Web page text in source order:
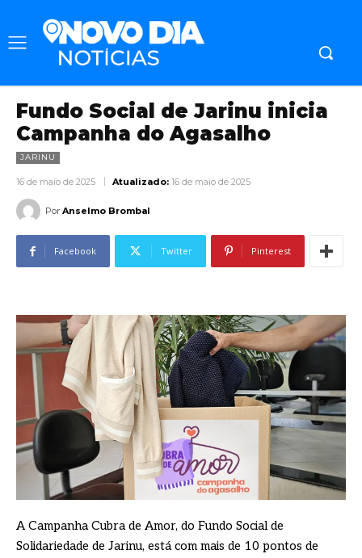
Fundo Social de Jarinu inicia
Campanha do Agasalho
JARINU
16 de maio de 2025 Atualizado: 16 de maio de 2025
Por Anselmo Brombal
Facebook Twitter Pinterest
A Campanha Cubra de Amor, do Fundo Social de
Solidariedade de Jarinu, está com mais de 10 pontos de